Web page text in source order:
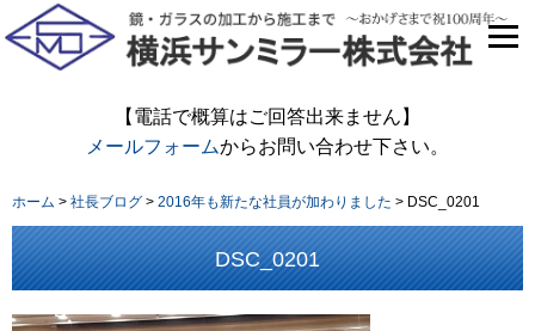
【電話で概算はご回答出来ません】
メールフォームからお問い合わせ下さい。
ホーム > 社長ブログ > 2016年も新たな社員が加わりました > DSC_0201
DSC_0201